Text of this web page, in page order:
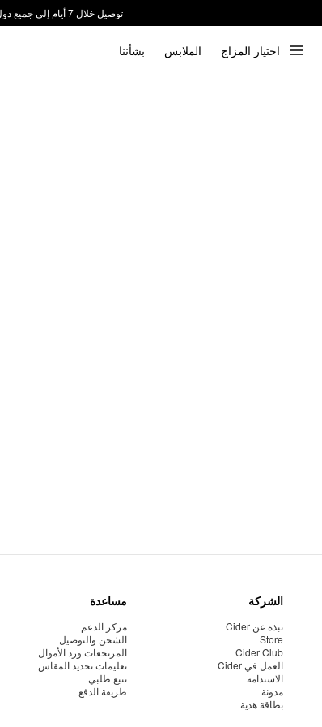
توصيل خلال 7 أيام إلى جميع دول الخليج
اختيار المزاج الملابس بشأننا
الشركة
نبذة عن Cider
Store
Cider Club
العمل في Cider
الاستدامة
مدونة
بطاقة هدية
مساعدة
مركز الدعم
الشحن والتوصيل
المرتجعات ورد الأموال
تعليمات تحديد المقاس
تتبع طلبي
طريقة الدفع